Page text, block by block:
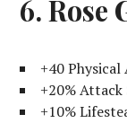
6. Rose
+40
+20% Attack
+10%